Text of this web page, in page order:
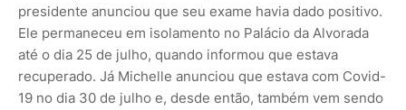
presidente anunciou que seu exame havia dado positivo.
Ele permaneceu em isolamento no Palácio da Alvorada
até o dia 25 de julho, quando informou que estava
recuperado. Já Michelle anunciou que estava com Covid-
19 no dia 30 de julho e, desde então, também vem sendo